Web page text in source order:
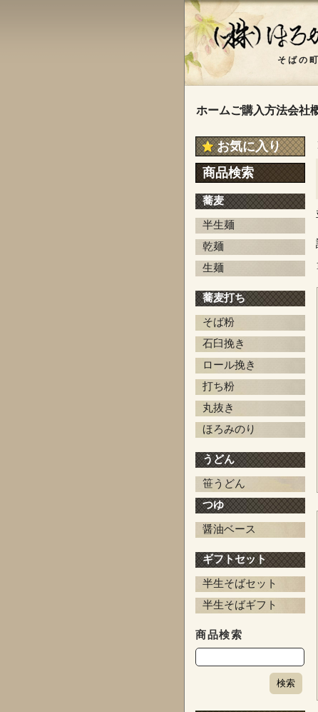
お気に入り
商品検索
蕎麦
半生麺
乾麺
生麺
蕎麦打ち
そば粉
石臼挽き
ロール挽き
打ち粉
丸抜き
ほろみのり
うどん
笹うどん
つゆ
醤油ベース
ギフトセット
半生そばセット
半生そばギフト
商品検索
ホームご購入方法会社